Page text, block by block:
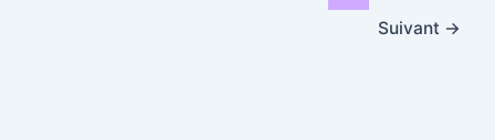
Suivant →